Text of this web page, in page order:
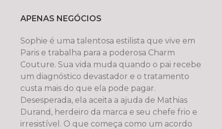
APENAS NEGÓCIOS
Sophie é uma talentosa estilista que vive em
Paris e trabalha para a poderosa Charm
Couture. Sua vida muda quando o pai recebe
um diagnóstico devastador e o tratamento
custa mais do que ela pode pagar.
Desesperada, ela aceita a ajuda de Mathias
Durand, herdeiro da marca e seu chefe frio e
irresistível. O que começa como um acordo